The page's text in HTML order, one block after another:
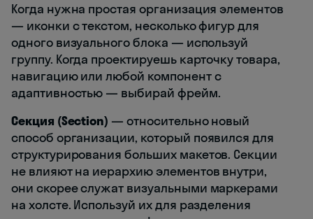
Когда нужна простая организация элементов
— иконки с текстом, несколько фигур для
одного визуального блока — используй
группу. Когда проектируешь карточку товара,
навигацию или любой компонент с
адаптивностью — выбирай фрейм.
Секция (Section) — относительно новый
способ организации, который появился для
структурирования больших макетов. Секции
не влияют на иерархию элементов внутри,
они скорее служат визуальными маркерами
на холсте. Используй их для разделения